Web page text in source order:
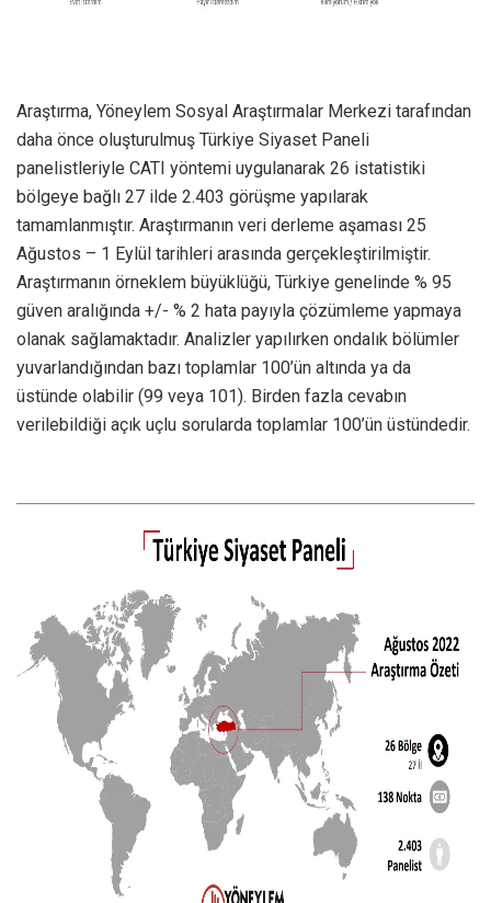
Araştırma, Yöneylem Sosyal Araştırmalar Merkezi tarafından
daha önce oluşturulmuş Türkiye Siyaset Paneli
panelistleriyle CATI yöntemi uygulanarak 26 istatistiki
bölgeye bağlı 27 ilde 2.403 görüşme yapılarak
tamamlanmıştır. Araştırmanın veri derleme aşaması 25
Ağustos – 1 Eylül tarihleri arasında gerçekleştirilmiştir.
Araştırmanın örneklem büyüklüğü, Türkiye genelinde % 95
güven aralığında +/- % 2 hata payıyla çözümleme yapmaya
olanak sağlamaktadır. Analizler yapılırken ondalık bölümler
yuvarlandığından bazı toplamlar 100’ün altında ya da
üstünde olabilir (99 veya 101). Birden fazla cevabın
verilebildiği açık uçlu sorularda toplamlar 100’ün üstündedir.